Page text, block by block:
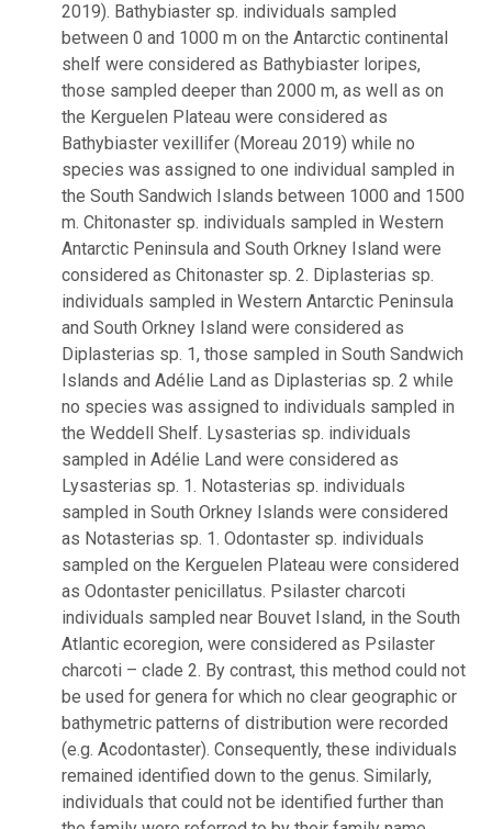
2019). Bathybiaster sp. individuals sampled
between 0 and 1000 m on the Antarctic continental
shelf were considered as Bathybiaster loripes,
those sampled deeper than 2000 m, as well as on
the Kerguelen Plateau were considered as
Bathybiaster vexillifer (Moreau 2019) while no
species was assigned to one individual sampled in
the South Sandwich Islands between 1000 and 1500
m. Chitonaster sp. individuals sampled in Western
Antarctic Peninsula and South Orkney Island were
considered as Chitonaster sp. 2. Diplasterias sp.
individuals sampled in Western Antarctic Peninsula
and South Orkney Island were considered as
Diplasterias sp. 1, those sampled in South Sandwich
Islands and Adélie Land as Diplasterias sp. 2 while
no species was assigned to individuals sampled in
the Weddell Shelf. Lysasterias sp. individuals
sampled in Adélie Land were considered as
Lysasterias sp. 1. Notasterias sp. individuals
sampled in South Orkney Islands were considered
as Notasterias sp. 1. Odontaster sp. individuals
sampled on the Kerguelen Plateau were considered
as Odontaster penicillatus. Psilaster charcoti
individuals sampled near Bouvet Island, in the South
Atlantic ecoregion, were considered as Psilaster
charcoti – clade 2. By contrast, this method could not
be used for genera for which no clear geographic or
bathymetric patterns of distribution were recorded
(e.g. Acodontaster). Consequently, these individuals
remained identified down to the genus. Similarly,
individuals that could not be identified further than